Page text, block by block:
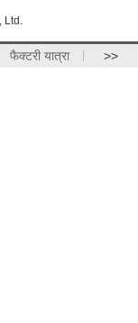
Ltd.
फैक्टरी यात्रा >>